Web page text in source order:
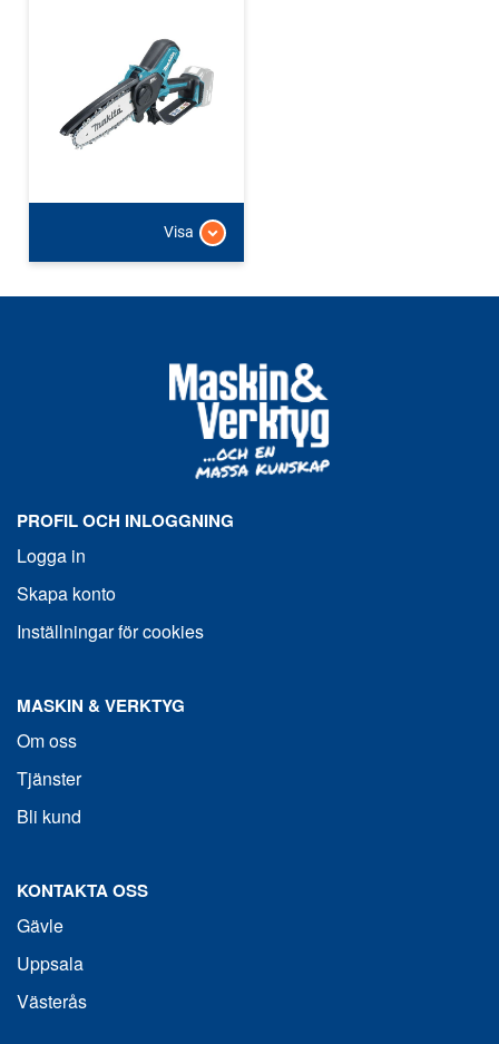
Visa
PROFIL OCH INLOGGNING
Logga in
Skapa konto
Inställningar för cookies
MASKIN & VERKTYG
Om oss
Tjänster
Bli kund
KONTAKTA OSS
Gävle
Uppsala
Västerås